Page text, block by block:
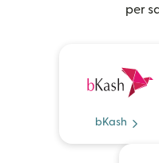
per
bKash